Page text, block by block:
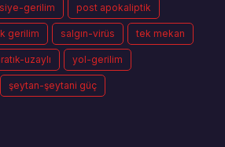
gerilim post apokaliptik
gerilim salgın-virüs tek mekan
uzaylı yol-gerilim
şeytan-şeytani güç